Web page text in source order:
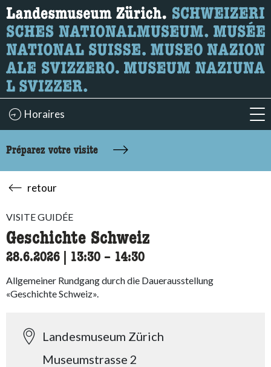
Recherche
Ici, vous pouvez rechercher le contenu de la page.
Horaires
Préparez votre visite
retour
VISITE GUIDÉE
Geschichte Schweiz
28.6.2026 13:30 accessibility.time_to
– 14:30
Allgemeiner Rundgang durch die Dauerausstellung
«Geschichte Schweiz».
Landesmuseum Zürich
Museumstrasse 2